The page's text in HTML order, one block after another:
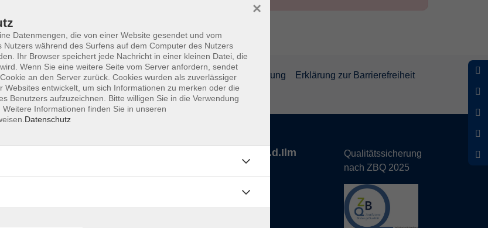
AGB Datenschutzerklärung Widerrufsbelehrung
Erklärung zur Barrierefreiheit
vhs Landkreis Pfaffenhofen a.d.Ilm
Qualitätssicherung
nach ZBQ 2025
Datenmengen, die von einer Website gesendet und vom
Nutzers während des Surfens auf dem Computer des Nutzers
Ihr Browser speichert jede Nachricht in einer kleinen Datei, die
Wenn Sie eine weitere Seite vom Server anfordern, sendet
an den Server zurück. Cookies wurden als zuverlässiger
Websites entwickelt, um sich Informationen zu merken oder die
Benutzers aufzuzeichnen. Bitte willigen Sie in die Verwendung
Weitere Informationen finden Sie in unseren
Datenschutz
×